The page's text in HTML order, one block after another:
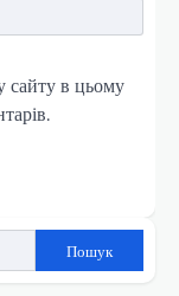
сайту в цьому
Пошук